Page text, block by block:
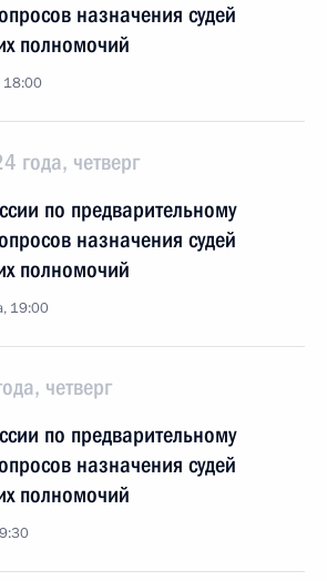
назначения судей
полномочий
18:00
года, четверг
по предварительному
назначения судей
полномочий
19:00
четверг
по предварительному
назначения судей
полномочий